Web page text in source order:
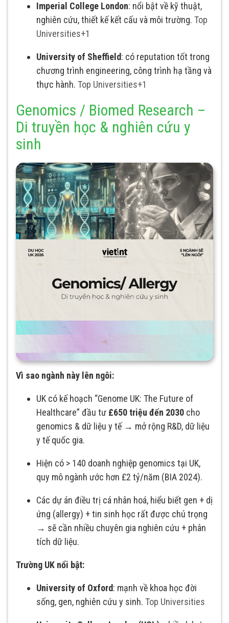
Imperial College London: nổi bật về kỹ thuật,
nghiên cứu, thiết kế kết cấu và môi trường. Top
Universities+1
University of Sheffield: có reputation tốt trong
chương trình engineering, công trình hạ tầng và
thực hành. Top Universities+1
Genomics / Biomed Research –
Di truyền học & nghiên cứu y
sinh
Vì sao ngành này lên ngôi:
UK có kế hoạch “Genome UK: The Future of
Healthcare” đầu tư £650 triệu đến 2030 cho
genomics & dữ liệu y tế → mở rộng R&D, dữ liệu
y tế quốc gia.
Hiện có > 140 doanh nghiệp genomics tại UK,
quy mô ngành ước hơn £2 tỷ/năm (BIA 2024).
Các dự án điều trị cá nhân hoá, hiểu biết gen + dị
ứng (allergy) + tin sinh học rất được chú trọng
→ sẽ cần nhiều chuyên gia nghiên cứu + phân
tích dữ liệu.
Trường UK nổi bật:
University of Oxford: mạnh về khoa học đời
sống, gen, nghiên cứu y sinh. Top Universities